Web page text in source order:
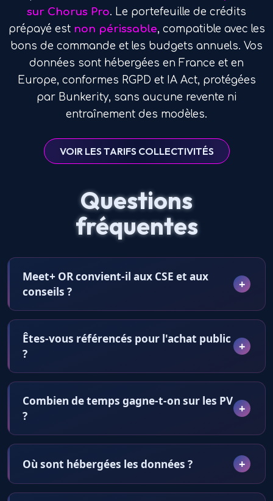
sur Chorus Pro. Le portefeuille de crédits
prépayé est non périssable, compatible avec les
bons de commande et les budgets annuels. Vos
données sont hébergées en France et en
Europe, conformes RGPD et IA Act, protégées
par Bunkerity, sans aucune revente ni
entraînement des modèles.
VOIR LES TARIFS COLLECTIVITÉS
Questions
fréquentes
Meet+ OR convient-il aux CSE et aux
conseils ?
Êtes-vous référencés pour l'achat public
?
Combien de temps gagne-t-on sur les PV
?
Où sont hébergées les données ?